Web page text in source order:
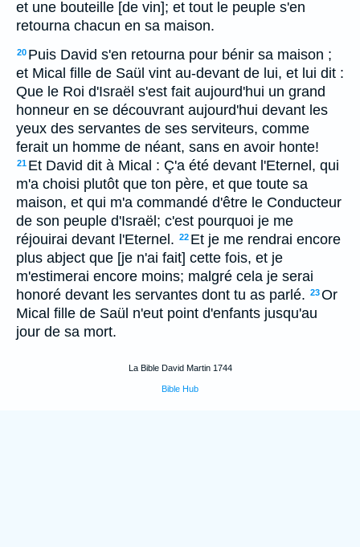
et une bouteille [de vin]; et tout le peuple s'en
retourna chacun en sa maison.
20 Puis David s'en retourna pour bénir sa maison ;
et Mical fille de Saül vint au-devant de lui, et lui dit :
Que le Roi d'Israël s'est fait aujourd'hui un grand
honneur en se découvrant aujourd'hui devant les
yeux des servantes de ses serviteurs, comme
ferait un homme de néant, sans en avoir honte!
21 Et David dit à Mical : Ç'a été devant l'Eternel, qui
m'a choisi plutôt que ton père, et que toute sa
maison, et qui m'a commandé d'être le Conducteur
de son peuple d'Israël; c'est pourquoi je me
réjouirai devant l'Eternel. 22 Et je me rendrai encore
plus abject que [je n'ai fait] cette fois, et je
m'estimerai encore moins; malgré cela je serai
honoré devant les servantes dont tu as parlé. 23Or
Mical fille de Saül n'eut point d'enfants jusqu'au
jour de sa mort.
La Bible David Martin 1744
Bible Hub